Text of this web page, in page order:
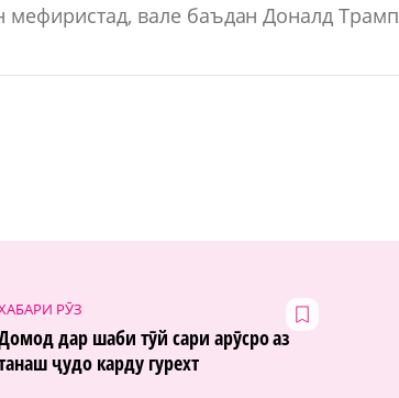
мефиристад, вале баъдан Доналд Трамп
РӮЗ
дар шаби тӯй сари арӯсро аз
ҷудо карду гурехт